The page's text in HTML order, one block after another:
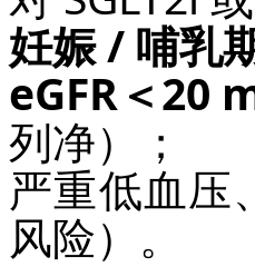
妊娠 / 哺乳
eGFR＜20
列净）；
严重低血压
风险）。